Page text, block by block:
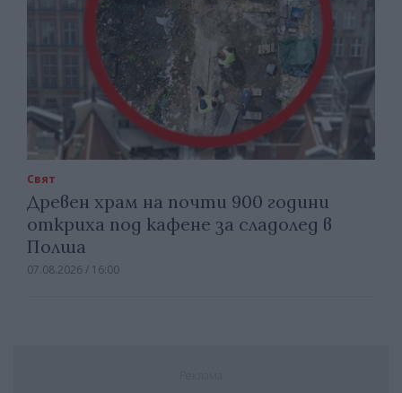
Свят
Древен храм на почти 900 години
откриха под кафене за сладолед в
Полша
07.08.2026 / 16:00